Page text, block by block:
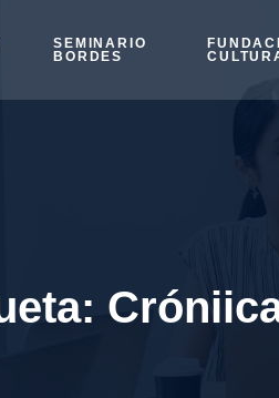
SEMINARIO
BORDES